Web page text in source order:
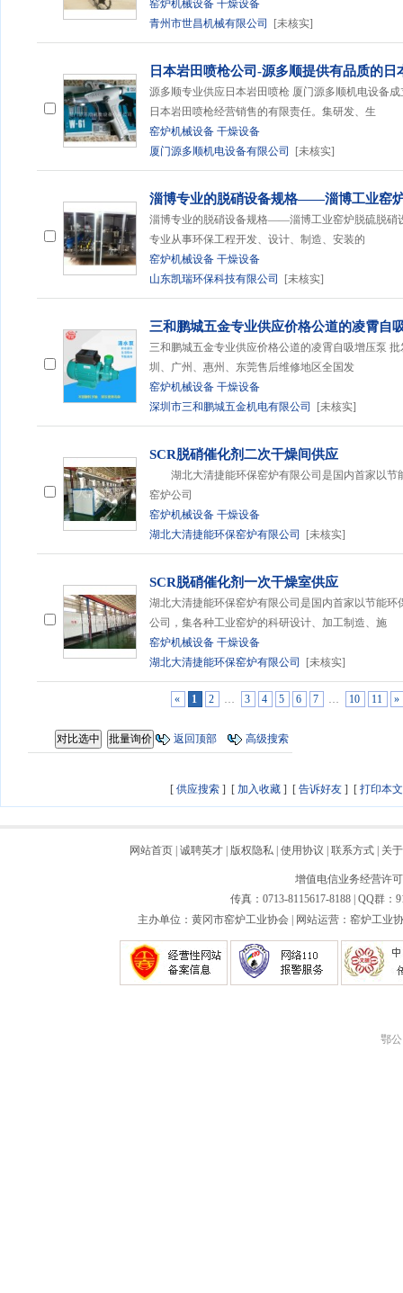
窑炉机械设备 干燥设备
青州市世昌机械有限公司
[未核实]
日本岩田喷枪公司-源多顺提供有品质的日
源多顺专业供应日本岩田喷枪 厦门源多顺机电设备
日本岩田喷枪经营销售的有限责任。集研发、生
窑炉机械设备 干燥设备
厦门源多顺机电设备有限公司
[未核实]
淄博专业的脱硝设备规格——淄博工业窑
淄博专业的脱硝设备规格——淄博工业窑炉脱硫脱硝
专业从事环保工程开发、设计、制造、安装的
窑炉机械设备 干燥设备
山东凯瑞环保科技有限公司
[未核实]
三和鹏城五金专业供应价格公道的凌霄自
三和鹏城五金专业供应价格公道的凌霄自吸增压泵
圳、广州、惠州、东莞售后维修地区全国发
窑炉机械设备 干燥设备
深圳市三和鹏城五金机电有限公司
[未核实]
SCR脱硝催化剂二次干燥间供应
湖北大清捷能环保窑炉有限公司是国内首家以节
窑炉公司
窑炉机械设备 干燥设备
湖北大清捷能环保窑炉有限公司
[未核实]
SCR脱硝催化剂一次干燥室供应
湖北大清捷能环保窑炉有限公司是国内首家以节能
公司，集各种工业窑炉的科研设计、加工制造、施
窑炉机械设备 干燥设备
湖北大清捷能环保窑炉有限公司
[未核实]
« 1 2 … 3 4 5 6 7 … 10 11 »
返回顶部 高级搜索
[ 供应搜索 ] [ 加入收藏 ] [ 告诉好友 ] [ 打印本文
网站首页 诚聘英才 版权隐私 使用协议 联系方式 关
增值电信业务经营许
传真：0713-8115617-8188 | QQ群：
主办单位：黄冈市窑炉工业协会 | 网站运营：窑炉工业
鄂公